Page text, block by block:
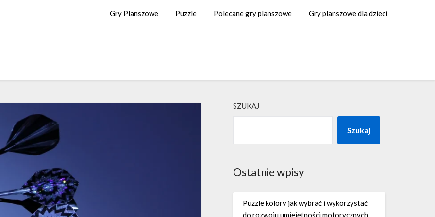
Gry Planszowe Puzzle Polecane gry planszowe Gry planszowe dla dzieci
SZUKAJ
Szukaj
Ostatnie wpisy
Puzzle kolory jak wybrać i wykorzystać
do rozwoju umiejętności motorycznych